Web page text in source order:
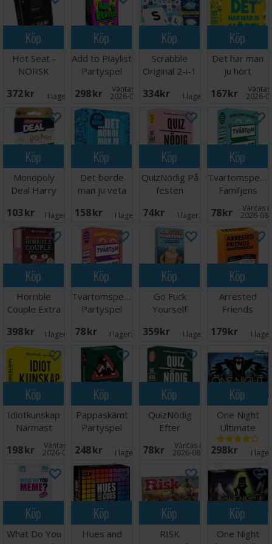
Köp
Hot Seat -
NORSK
372 SEK I lager: 4
Köp
Add to Playlist
Partyspel
298 SEK Väntas in:
2026-08-26
Köp
Scrabble
Original 2-i-1
334 SEK I lager:
Köp
Det har man
ju hört
Partyspel
167 SEK 2026-
Köp
Monopoly
Deal Harry
Kortspill
103 SEK I lager: 12
Köp
Det borde
man ju veta
158 SEK I lager:
Köp
QuizNödig På
festen
74 SEK I lager:
Köp
Tvärtomspelet
Familjens
favorit
78 SEK Väntas
2026-
Köp
Horrible
Couple Extra
Edition
398 SEK I lager: 10
Köp
Tvärtomspelet
Partyspel
78 SEK I lager:
Köp
Go Fuck
Yourself
359 SEK I lager:
Köp
Arrested
Friends
179 SEK I
Köp
Idiotkunskap
Närmast
vinner
Partyspel
198 SEK Väntas in:
2026-08-26
Köp
Pappaskämt
Partyspel
248 SEK I lager:
Köp
QuizNödig
Efter
middagen
Partyspel
78 SEK Väntas in:
2026-08-26
Köp
One Night
Ultimate
Super Villains
298 SEK I
Köp
What Do You
Köp
Hues and
Köp
RISK
Köp
One Night